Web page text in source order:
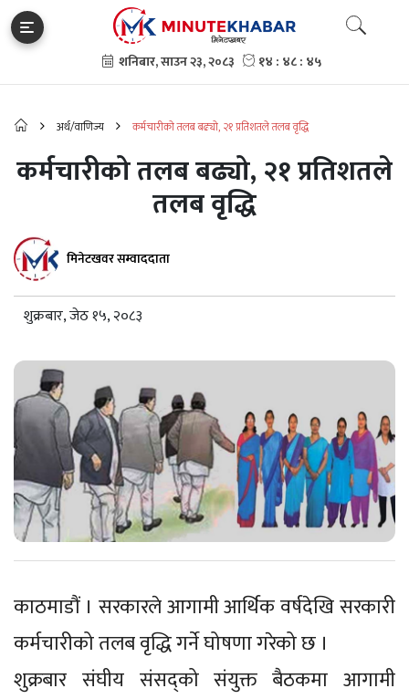
अर्थ/वाणिज्य कर्मचारीको तलब बढ्यो, २१ प्रतिशतले तलब वृद्धि
कर्मचारीको तलब बढ्यो, २१ प्रतिशतले
तलब वृद्धि
मिनेटखवर सम्वाददाता
शुक्रबार, जेठ १५, २०८३
काठमाडौं । सरकारले आगामी आर्थिक वर्षदेखि सरकारी
कर्मचारीको तलब वृद्धि गर्ने घोषणा गरेको छ ।
शुक्रबार संघीय संसद्को संयुक्त बैठकमा आगामी